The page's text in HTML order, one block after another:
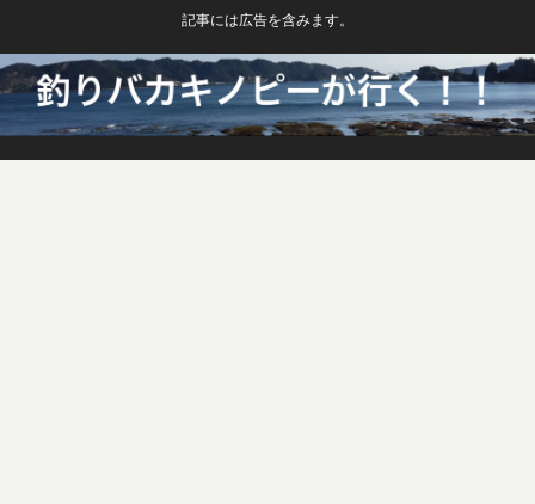
記事には広告を含みます。